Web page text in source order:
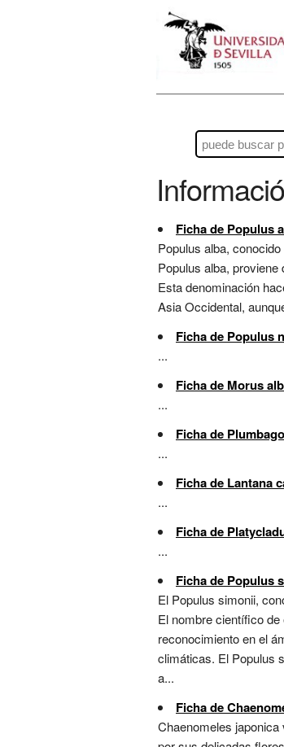
Ficha de Populus
Populus alba,
Populus alba,
Esta denominación
Asia Occidental,
Ficha de Populus
...
Ficha de Morus
...
Ficha de
...
Ficha de Lantana
...
Ficha de
...
Ficha de Populus
El Populus simonii,
El nombre científico
reconocimiento en el
climáticas. El Populus
a...
Ficha de
Chaenomeles